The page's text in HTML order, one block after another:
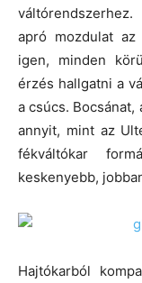
apró mozdulat
igen, minden
érzés hallgatni a
a csúcs.
annyit, mint az
fékváltókar
keskenyebb,
Hajtókarból